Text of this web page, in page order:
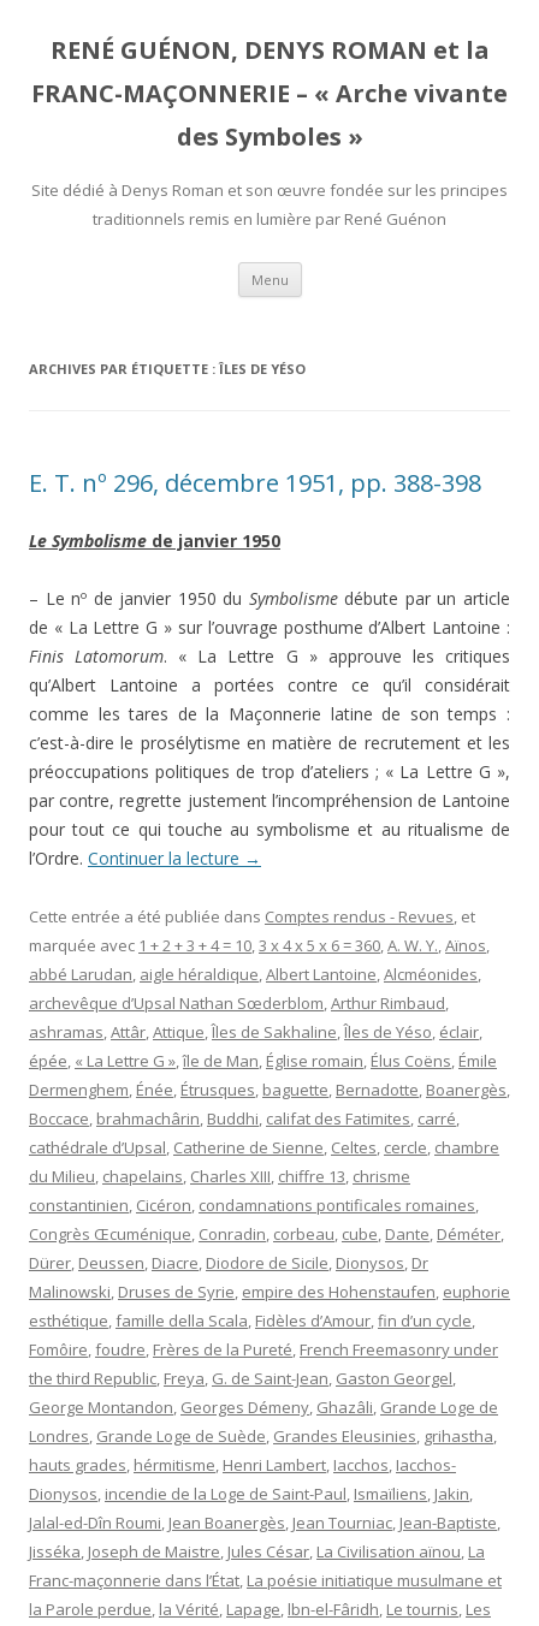
RENÉ GUÉNON, DENYS ROMAN et la
FRANC-MAÇONNERIE – « Arche vivante
des Symboles »
Site dédié à Denys Roman et son œuvre fondée sur les principes
traditionnels remis en lumière par René Guénon
Menu Aller
contenu
ARCHIVES PAR ÉTIQUETTE :ÎLES DE YÉSO
E. T. nº 296, décembre 1951, pp. 388-398
Le Symbolisme de janvier 1950
– Le nº de janvier 1950 du Symbolismedébute par un article
de « La Lettre G » sur l’ouvrage posthume d’Albert Lantoine :
Finis Latomorum. « La Lettre G » approuve les critiques
qu’Albert Lantoine a portées contre ce qu’il considérait
comme les tares de la Maçonnerie latine de son temps :
c’est-à-dire le prosélytisme en matière de recrutement et les
préoccupations politiques de trop d’ateliers ; « La Lettre G »,
par contre, regrette justement l’incompréhension de Lantoine
pour tout ce qui touche au symbolisme et au ritualisme de
l’Ordre. Continuer la lecture →
Cette entrée a été publiée dans Comptes rendus - Revues, et
marquée avec 1 + 2 + 3 + 4 = 10,3 x 4 x 5 x 6 = 360,A. W. Y.,Aïnos,
abbé Larudan, aigle héraldique,Albert Lantoine,Alcméonides,
archevêque d’Upsal Nathan Sœderblom,Arthur Rimbaud,
ashramas,Attâr,Attique,Îles de Sakhaline,Îles de Yéso, éclair,
épée, « La Lettre G »,île de Man, Église romain, Élus Coëns, Émile
Dermenghem, Énée, Étrusques, baguette, Bernadotte, Boanergès,
Boccace, brahmachârin, Buddhi, califat des Fatimites, carré,
cathédrale d’Upsal, Catherine de Sienne, Celtes, cercle, chambre
du Milieu, chapelains, Charles XIII, chiffre 13, chrisme
constantinien, Cicéron, condamnations pontificales romaines,
Congrès Œcuménique, Conradin, corbeau, cube, Dante, Déméter,
Dürer, Deussen, Diacre, Diodore de Sicile, Dionysos, Dr
Malinowski, Druses de Syrie, empire des Hohenstaufen, euphorie
esthétique,famille della Scala, Fidèles d’Amour,fin d’un cycle,
Fomôire,foudre, Frères de la Pureté, French Freemasonry under
the third Republic, Freya, G. de Saint-Jean, Gaston Georgel,
George Montandon, Georges Démeny, Ghazâli, Grande Loge de
Londres, Grande Loge de Suède, Grandes Eleusinies, grihastha,
hauts grades, hérmitisme, Henri Lambert, Iacchos, Iacchos-
Dionysos, incendie de la Loge de Saint-Paul, Ismaïliens, Jakin,
Jalal-ed-Dîn Roumi, Jean Boanergès, Jean Tourniac, Jean-Baptiste,
Jisséka, Joseph de Maistre, Jules César, La Civilisation aïnou, La
Franc-maçonnerie dans l’État, La poésie initiatique musulmane et
la Parole perdue, la Vérité, Lapage, lbn-el-Fâridh, Le tournis, Les